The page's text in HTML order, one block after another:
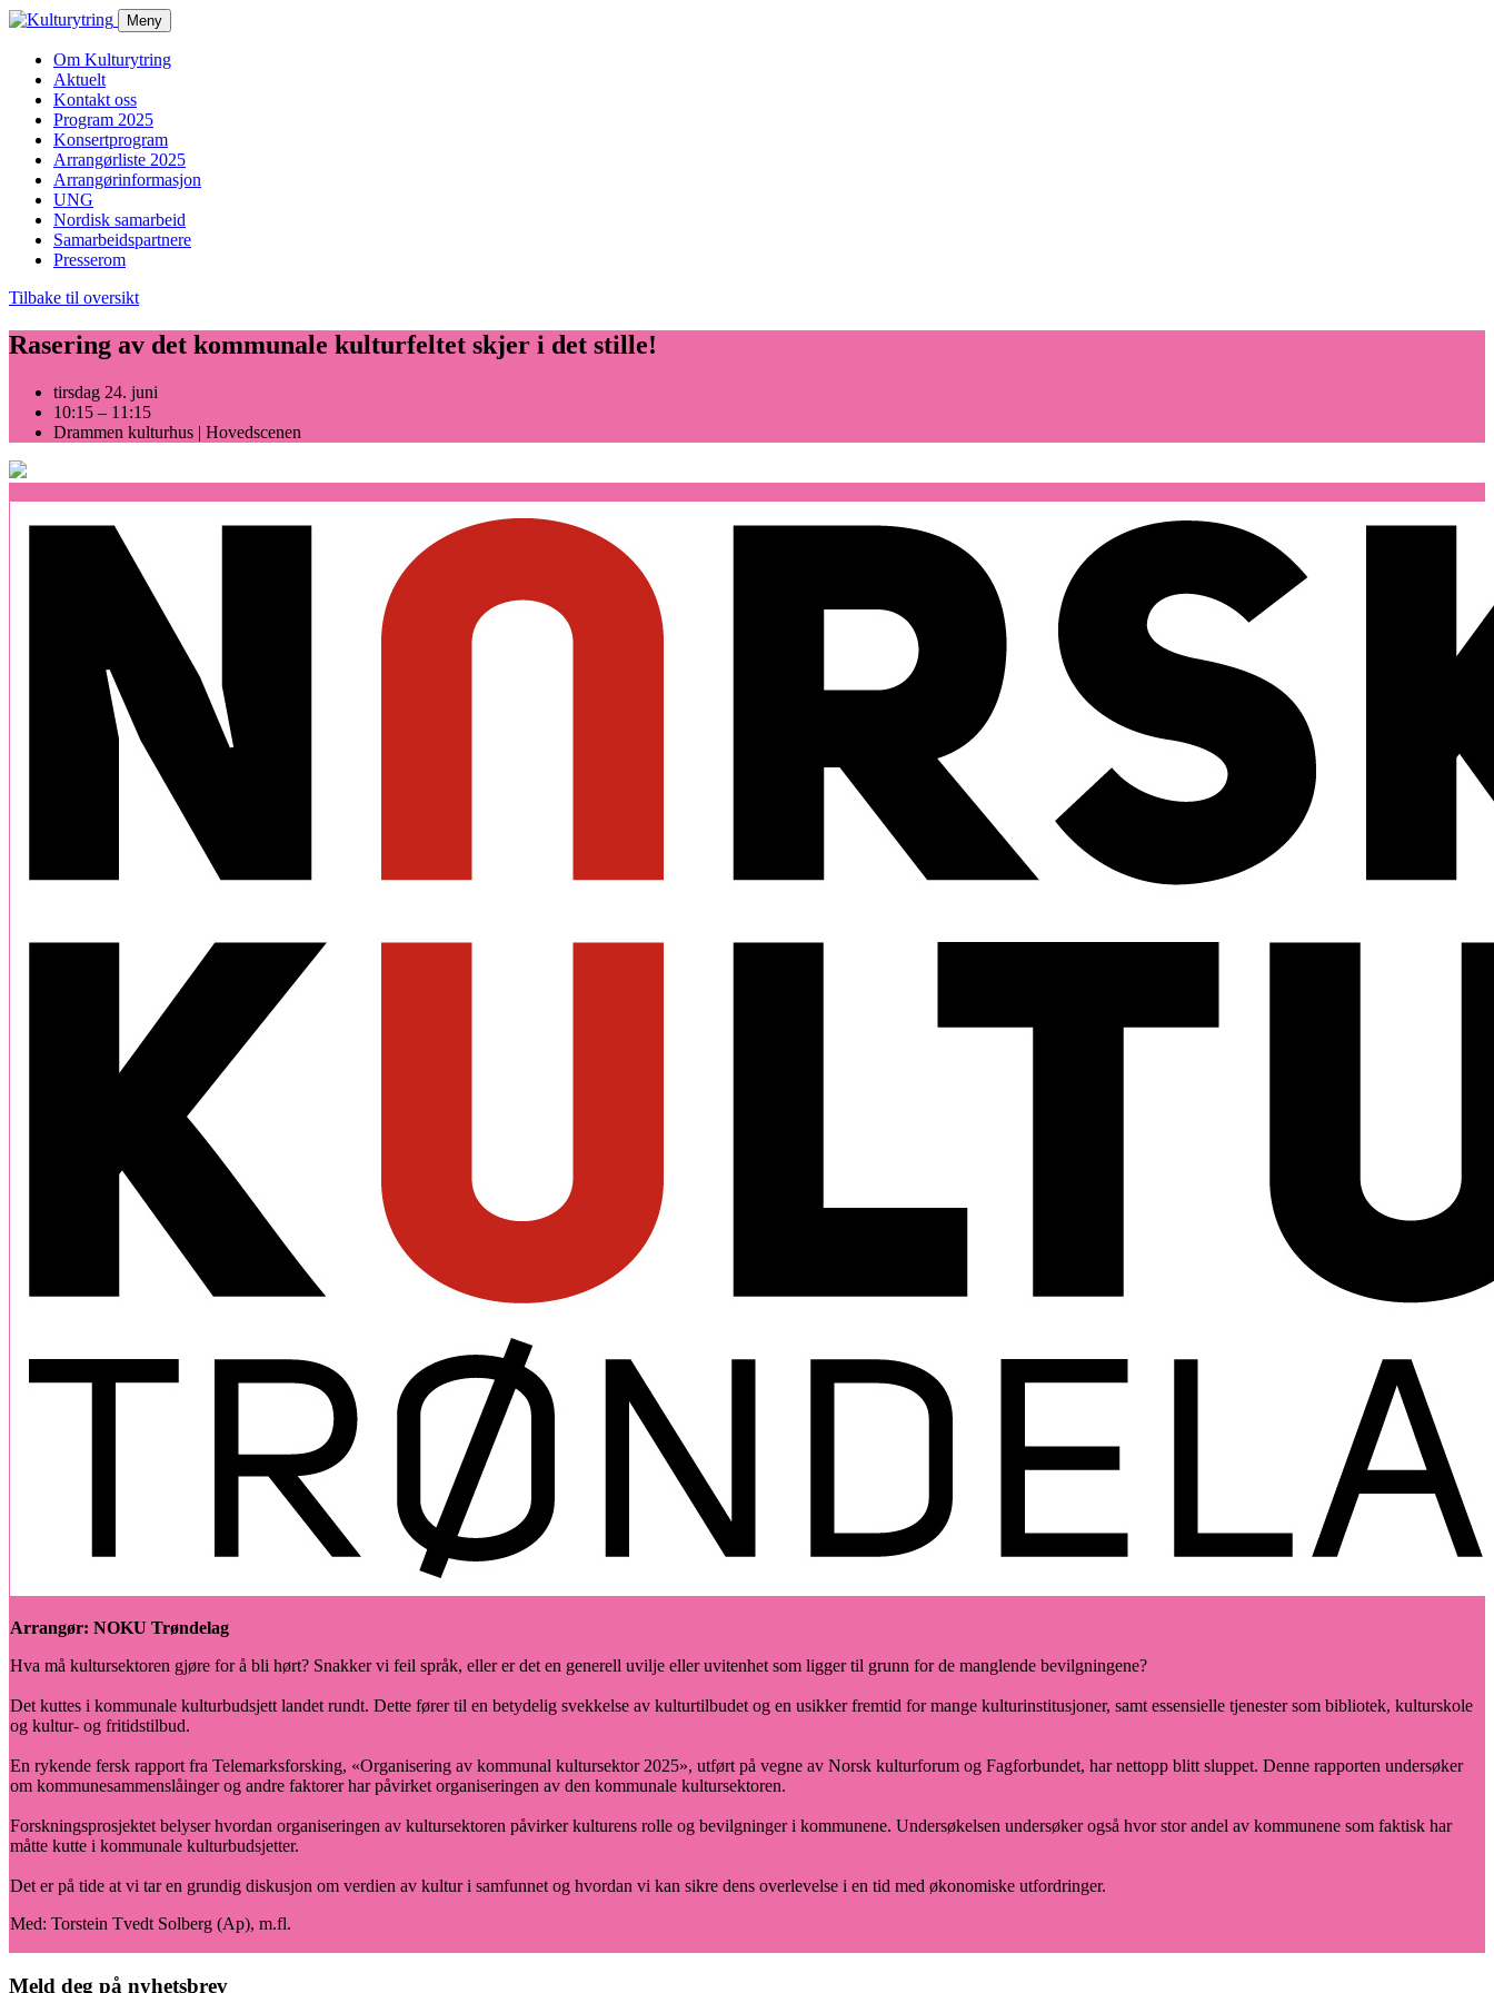
Skip
content
Meny
Om Kulturytring
Aktuelt
Kontakt oss
Program 2025
Konsertprogram
Arrangørliste 2025
Arrangørinformasjon
UNG
Nordisk samarbeid
Samarbeidspartnere
Presserom
Tilbake til oversikt
Rasering av det kommunale kulturfeltet skjer i det stille!
tirsdag 24. juni
10:15 – 11:15
Drammen kulturhus | Hovedscenen
Arrangør: NOKU Trøndelag
Hva må kultursektoren gjøre for å bli hørt? Snakker vi feil språk, eller er det en generell uvilje eller uvitenhet som ligger til grunn for de manglende bevilgningene?
Det kuttes i kommunale kulturbudsjett landet rundt. Dette fører til en betydelig svekkelse av kulturtilbudet og en usikker fremtid for mange kulturinstitusjoner, samt essensielle tjenester som bibliotek, kulturskole
og kultur- og fritidstilbud.
En rykende fersk rapport fra Telemarksforsking, «Organisering av kommunal kultursektor 2025», utført på vegne av Norsk kulturforum og Fagforbundet, har nettopp blitt sluppet. Denne rapporten undersøker
om kommunesammenslåinger og andre faktorer har påvirket organiseringen av den kommunale kultursektoren.
Forskningsprosjektet belyser hvordan organiseringen av kultursektoren påvirker kulturens rolle og bevilgninger i kommunene. Undersøkelsen undersøker også hvor stor andel av kommunene som faktisk har
måtte kutte i kommunale kulturbudsjetter.
Det er på tide at vi tar en grundig diskusjon om verdien av kultur i samfunnet og hvordan vi kan sikre dens overlevelse i en tid med økonomiske utfordringer.
Med: Torstein Tvedt Solberg (Ap), m.fl.
Meld deg på nyhetsbrev